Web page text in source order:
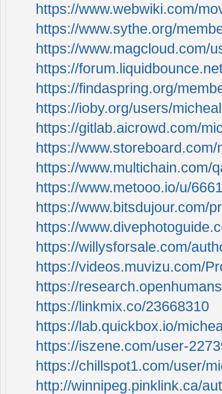
https://www.webwiki.com/
https://www.sythe.org/
https://www.magcloud.com/
https://
https://findaspring.org/
https://ioby.org/users/
https://gitlab.aicrowd.com/
https://www.storeboard.com/
https://www.multichain.com/
https://www.metooo.io/u/
https://www.bitsdujour.com/
https://
https://willysforsale.com/
https://videos.muvizu.com/
https://
https://linkmix.co/23668310
https://lab.quickbox.io/
https://iszene.com/user-
https://chillspot1.com/user/
http://winnipeg.pinklink.ca/